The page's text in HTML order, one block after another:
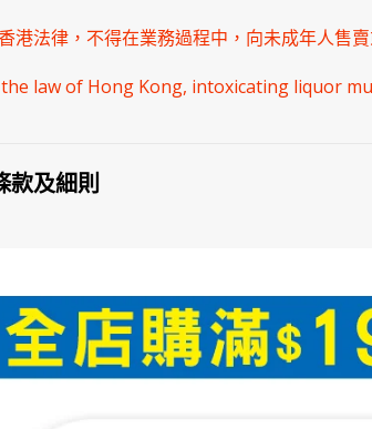
香港法律，不得在業務過程中，向未成年人售
law of Hong Kong, intoxicating liquor
款及細則